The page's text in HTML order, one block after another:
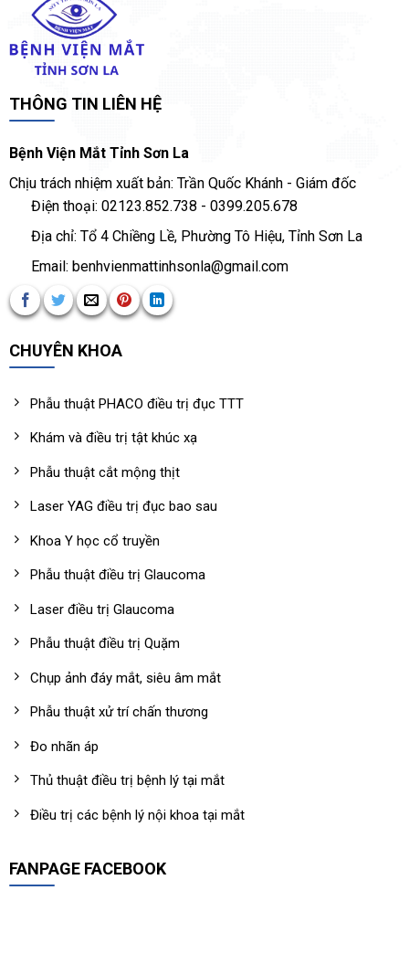
THÔNG TIN LIÊN HỆ
Bệnh Viện Mắt Tỉnh Sơn La
Chịu trách nhiệm xuất bản: Trần Quốc Khánh - Giám đốc
Điện thoại: 02123.852.738 - 0399.205.678
Địa chỉ: Tổ 4 Chiềng Lề, Phường Tô Hiệu, Tỉnh Sơn La
Email: benhvienmattinhsonla@gmail.com
CHUYÊN KHOA
Phẫu thuật PHACO điều trị đục TTT
Khám và điều trị tật khúc xạ
Phẫu thuật cắt mộng thịt
Laser YAG điều trị đục bao sau
Khoa Y học cổ truyền
Phẫu thuật điều trị Glaucoma
Laser điều trị Glaucoma
Phẫu thuật điều trị Quặm
Chụp ảnh đáy mắt, siêu âm mắt
Phẫu thuật xử trí chấn thương
Đo nhãn áp
Thủ thuật điều trị bệnh lý tại mắt
Điều trị các bệnh lý nội khoa tại mắt
FANPAGE FACEBOOK